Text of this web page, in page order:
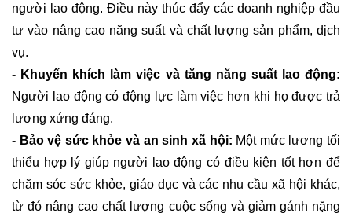
người lao động. Điều này thúc đẩy các doanh nghiệp đầu
tư vào nâng cao năng suất và chất lượng sản phẩm, dịch
vụ.
- Khuyến khích làm việc và tăng năng suất lao động:
Người lao động có động lực làm việc hơn khi họ được trả
lương xứng đáng.
- Bảo vệ sức khỏe và an sinh xã hội: Một mức lương tối
thiểu hợp lý giúp người lao động có điều kiện tốt hơn để
chăm sóc sức khỏe, giáo dục và các nhu cầu xã hội khác,
từ đó nâng cao chất lượng cuộc sống và giảm gánh nặng